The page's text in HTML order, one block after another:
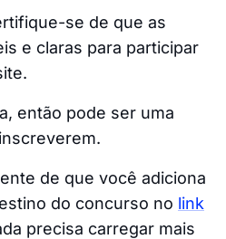
se de que as
e claras para participar
então pode ser uma
de que você adiciona
do concurso no link
precisa carregar mais